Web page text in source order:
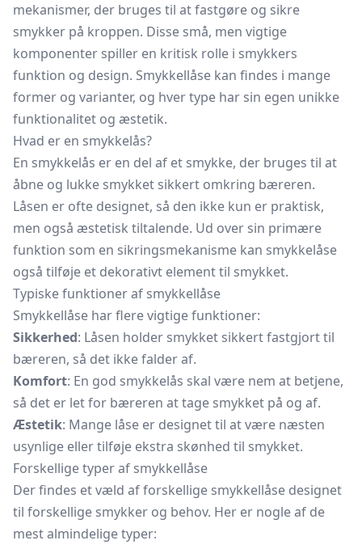
mekanismer, der bruges til at fastgøre og sikre
smykker på kroppen. Disse små, men vigtige
komponenter spiller en kritisk rolle i smykkers
funktion og design. Smykkellåse kan findes i mange
former og varianter, og hver type har sin egen unikke
funktionalitet og æstetik.
Hvad er en smykkelås?
En smykkelås er en del af et smykke, der bruges til at
åbne og lukke smykket sikkert omkring bæreren.
Låsen er ofte designet, så den ikke kun er praktisk,
men også æstetisk tiltalende. Ud over sin primære
funktion som en sikringsmekanisme kan smykkelåse
også tilføje et dekorativt element til smykket.
Typiske funktioner af smykkellåse
Smykkellåse har flere vigtige funktioner:
Sikkerhed: Låsen holder smykket sikkert fastgjort til
bæreren, så det ikke falder af.
Komfort: En god smykkelås skal være nem at betjene,
så det er let for bæreren at tage smykket på og af.
Æstetik: Mange låse er designet til at være næsten
usynlige eller tilføje ekstra skønhed til smykket.
Forskellige typer af smykkellåse
Der findes et væld af forskellige smykkellåse designet
til forskellige smykker og behov. Her er nogle af de
mest almindelige typer: